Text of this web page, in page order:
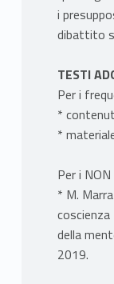
i
dibattito
TESTI
Per i
*
*
Per i
* M.
della
2019.